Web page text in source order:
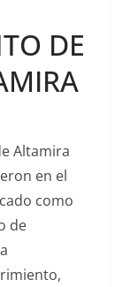
DE
Altamira
en el
como
de